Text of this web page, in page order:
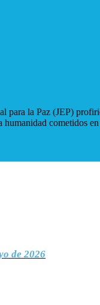
para la Paz (JEP)
cometidos
de 2026